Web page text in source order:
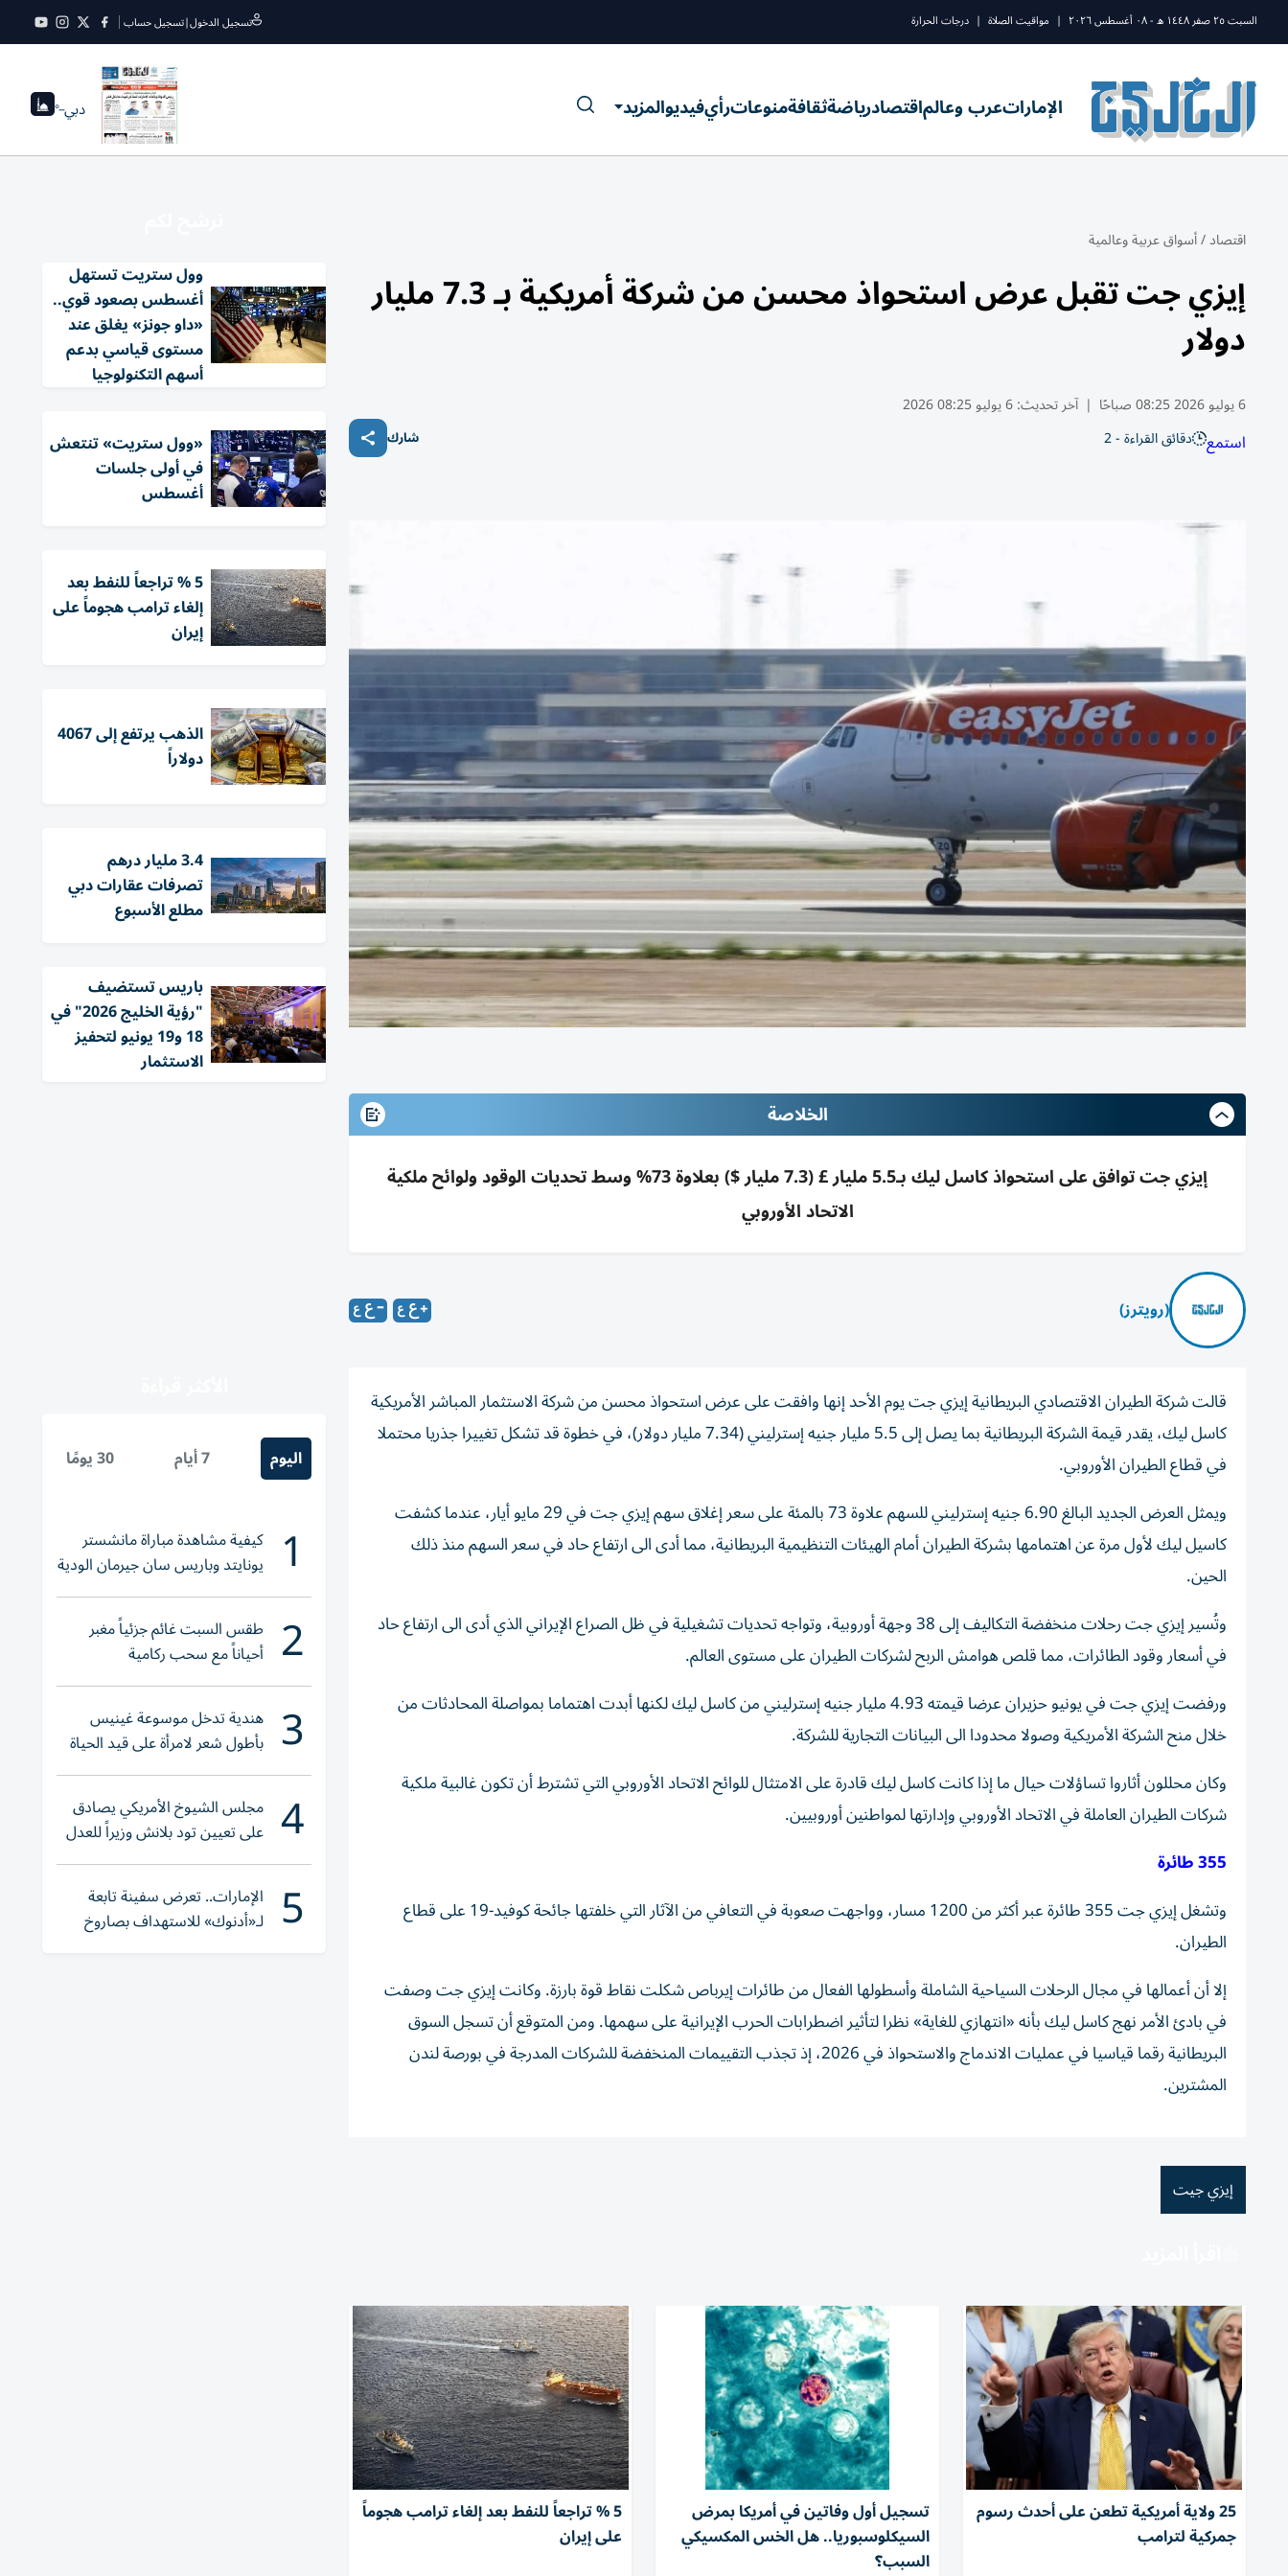
السبت ٢٥ صفر ١٤٤٨ ه - ٠٨ أغسطس ٢٠٢٦ | مواقيت الصلاة | درجات الحرارة تسجيل الدخول|تسجيل حساب
الإماراتعرب وعالماقتصادرياضةثقافةمنوعاترأيفيديوالمزيد دبي--°
اقتصاد/أسواق عربية وعالمية
إيزي جت تقبل عرض استحواذ محسن من شركة أمريكية بـ 7.3 مليار
دولار
6 يوليو 2026 08:25 صباحًا | آخر تحديث:6 يوليو 08:25 2026
استمع دقائق القراءة - 2 شارك
الخلاصة
إيزي جت توافق على استحواذ كاسل ليك بـ5.5 مليار £ (7.3 مليار $) بعلاوة 73% وسط تحديات الوقود ولوائح ملكية
الاتحاد الأوروبي
(رويترز)
قالت شركة الطيران الاقتصادي البريطانية إيزي جت يوم الأحد إنها وافقت على عرض استحواذ محسن من شركة الاستثمار المباشر ‌الأمريكية
كاسل ليك، يقدر قيمة الشركة البريطانية بما يصل إلى ​5.5 مليار ⁠جنيه إسترليني (7.34 مليار دولار)، في خطوة قد تشكل ‌تغييرا جذريا محتملا
في ‌قطاع الطيران الأوروبي.
ويمثل العرض الجديد البالغ 6.90 جنيه إسترليني للسهم علاوة 73 بالمئة على سعر إغلاق سهم إيزي جت في 29 مايو ‌أيار، عندما كشفت
كاسيل ليك لأول مرة عن اهتمامها بشركة الطيران ⁠أمام الهيئات التنظيمية البريطانية، مما أدى الى ارتفاع حاد في سعر السهم منذ ذلك
الحين.
وتُسير إيزي جت رحلات منخفضة التكاليف إلى 38 وجهة أوروبية، وتواجه تحديات تشغيلية في ظل الصراع الإيراني الذي أدى الى ارتفاع حاد
في أسعار وقود الطائرات، مما قلص ​هوامش الربح لشركات الطيران على مستوى العالم.
ورفضت إيزي جت في ‌يونيو حزيران عرضا قيمته 4.93 مليار جنيه إسترليني من كاسل ليك لكنها أبدت اهتماما بمواصلة المحادثات من
خلال منح الشركة الأمريكية ⁠وصولا محدودا الى البيانات التجارية للشركة.
وكان محللون أثاروا تساؤلات حيال ما إذا كانت كاسل ليك قادرة على الامتثال للوائح الاتحاد الأوروبي التي تشترط أن ​تكون ‌غالبية ملكية
شركات الطيران العاملة في الاتحاد الأوروبي وإدارتها لمواطنين أوروبيين.
355 طائرة
وتشغل ‌إيزي جت 355 طائرة عبر أكثر من 1200 مسار، وواجهت صعوبة في التعافي من الآثار التي خلفتها جائحة كوفيد-19 على قطاع
الطيران.
إلا ‌أن أعمالها ‌في مجال الرحلات السياحية الشاملة ⁠وأسطولها الفعال من طائرات إيرباص شكلت نقاط قوة بارزة. وكانت ‌إيزي جت وصفت
في بادئ الأمر نهج كاسل ليك بأنه «انتهازي للغاية» نظرا لتأثير اضطرابات الحرب الإيرانية على ⁠سهمها. ومن المتوقع أن تسجل السوق
البريطانية رقما قياسيا ​في عمليات الاندماج والاستحواذ في 2026، إذ تجذب التقييمات المنخفضة للشركات المدرجة في بورصة لندن
المشترين.
إيزي جيت
25 ولاية أمريكية تطعن على أحدث رسوم
جمركية لترامب
تسجيل أول وفاتين في أمريكا بمرض
السيكلوسبوريا.. هل الخس المكسيكي
السبب؟
5 % تراجعاً للنفط بعد إلغاء ترامب هجوماً
على إيران
وول ستريت تستهل
أغسطس بصعود قوي..
«داو جونز» يغلق عند
مستوى قياسي بدعم
أسهم التكنولوجيا
«وول ستريت» تنتعش
في أولى جلسات
أغسطس
5 % تراجعاً للنفط بعد
إلغاء ترامب هجوماً على
إيران
الذهب يرتفع إلى 4067
دولاراً
3.4 مليار درهم
تصرفات عقارات دبي
مطلع الأسبوع
باريس تستضيف
"رؤية الخليج 2026" في
18 و19 يونيو لتحفيز
الاستثمار
اليوم 7 أيام 30 يومًا
1 كيفية مشاهدة مباراة مانشستر
يونايتد وباريس سان جيرمان الودية
والقنوات الناقلة
2 طقس السبت غائم جزئياً مغبر
أحياناً مع سحب ركامية
3 هندية تدخل موسوعة غينيس
بأطول شعر لامرأة على قيد الحياة
4 مجلس الشيوخ الأمريكي يصادق
على تعيين تود بلانش وزيراً للعدل
5 الإمارات.. تعرض سفينة تابعة
لـ«أدنوك» للاستهداف بصاروخ